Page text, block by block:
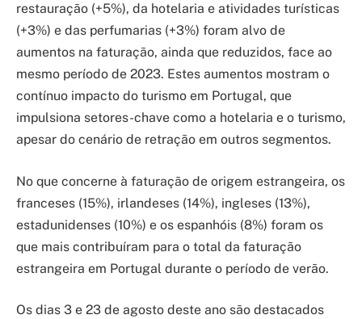
restauração (+5%), da hotelaria e atividades turísticas
(+3%) e das perfumarias (+3%) foram alvo de
aumentos na faturação, ainda que reduzidos, face ao
mesmo período de 2023. Estes aumentos mostram o
contínuo impacto do turismo em Portugal, que
impulsiona setores-chave como a hotelaria e o turismo,
apesar do cenário de retração em outros segmentos.
No que concerne à faturação de origem estrangeira, os
franceses (15%), irlandeses (14%), ingleses (13%),
estadunidenses (10%) e os espanhóis (8%) foram os
que mais contribuíram para o total da faturação
estrangeira em Portugal durante o período de verão.
Os dias 3 e 23 de agosto deste ano são destacados